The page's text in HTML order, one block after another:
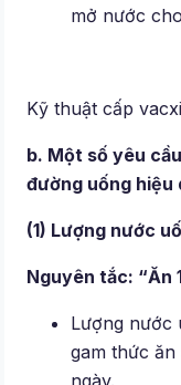
mở nước
Kỹ thuật cấp
b. Một số yêu
đường uống hiệu
(1) Lượng nước
Nguyên tắc: “Ăn
Lượng nước
gam thức